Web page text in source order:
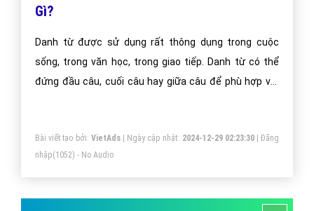
Gì?
Danh từ được sử dụng rất thông dụng trong cuộc
sống, trong văn học, trong giao tiếp. Danh từ có thể
đứng đầu câu, cuối câu hay giữa câu để phù hợp với
Bài viết tạo bởi: VietAds| Ngày cập nhật: 2024-12-29 02:23:30|Đăng
nhập(1052) - No Audio